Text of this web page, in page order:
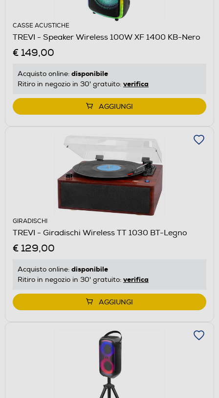
CASSE ACUSTICHE
TREVI - Speaker Wireless 100W XF 1400 KB-Nero
€ 149,00
Acquisto online: disponibile
Ritiro in negozio in 30' gratuito: verifica
AGGIUNGI
GIRADISCHI
TREVI - Giradischi Wireless TT 1030 BT-Legno
€ 129,00
Acquisto online: disponibile
Ritiro in negozio in 30' gratuito: verifica
AGGIUNGI